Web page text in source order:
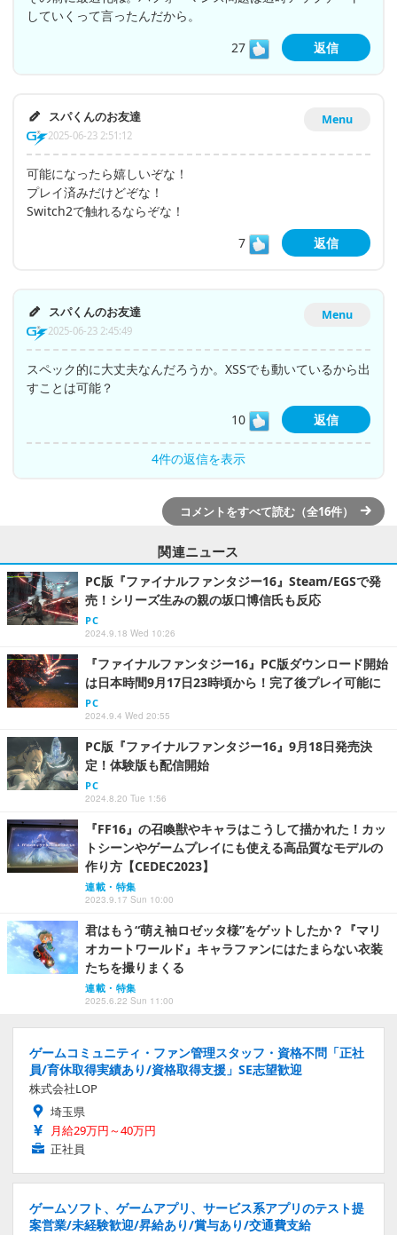
していくって言ったんだから。
27
返信
Menu
スパくんのお友達
2025-06-23 2:51:12
可能になったら嬉しいぞな！
プレイ済みだけどぞな！
Switch2で触れるならぞな！
7
返信
Menu
スパくんのお友達
2025-06-23 2:45:49
スペック的に大丈夫なんだろうか。XSSでも動いているから出
すことは可能？
10
返信
4件の返信を表示
コメントをすべて読む（全16件）
関連ニュース
PC版『ファイナルファンタジー16』Steam/EGSで発
売！シリーズ生みの親の坂口博信氏も反応
PC
2024.9.18 Wed 10:26
『ファイナルファンタジー16』PC版ダウンロード開始
は日本時間9月17日23時頃から！完了後プレイ可能に
PC
2024.9.4 Wed 20:55
PC版『ファイナルファンタジー16』9月18日発売決
定！体験版も配信開始
PC
2024.8.20 Tue 1:56
『FF16』の召喚獣やキャラはこうして描かれた！カッ
トシーンやゲームプレイにも使える高品質なモデルの
作り方【CEDEC2023】
連載・特集
2023.9.17 Sun 10:00
君はもう“萌え袖ロゼッタ様”をゲットしたか？『マリ
オカートワールド』キャラファンにはたまらない衣装
たちを撮りまくる
連載・特集
2025.6.22 Sun 11:00
ゲームコミュニティ・ファン管理スタッフ・資格不問「正社
員/育休取得実績あり/資格取得支援」SE志望歓迎
株式会社LOP
埼玉県
月給29万円～40万円
正社員
ゲームソフト、ゲームアプリ、サービス系アプリのテスト提
案営業/未経験歓迎/昇給あり/賞与あり/交通費支給